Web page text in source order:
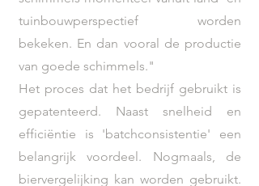
tuinbouwperspectief worden
bekeken. En dan vooral de productie
van goede schimmels."
Het proces dat het bedrijf gebruikt is
gepatenteerd. Naast snelheid en
efficiëntie is 'batchconsistentie' een
belangrijk voordeel. Nogmaals, de
biervergelijking kan worden gebruikt.